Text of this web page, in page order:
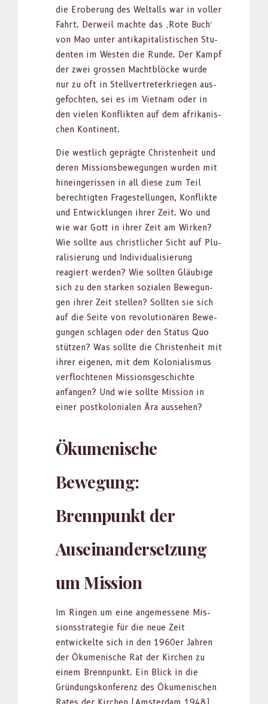
die Eroberung des Weltalls war in voller
Fahrt. Der­weil machte das ‚Rote Buch‘
von Mao unter antikap­i­tal­is­tis­chen Stu­
den­ten im West­en die Runde. Der Kampf
der zwei grossen Macht­blöcke wurde
nur zu oft in Stel­lvertreterkriegen aus­
ge­focht­en, sei es im Viet­nam oder in
den vie­len Kon­flik­ten auf dem afrikanis­
chen Kon­ti­nent.
Die west­lich geprägte Chris­ten­heit und
deren Mis­sions­be­we­gun­gen wur­den mit
hinein­geris­sen in all diese zum Teil
berechtigten Fragestel­lun­gen, Kon­flik­te
und Entwick­lun­gen ihrer Zeit. Wo und
wie war Gott in ihrer Zeit am Wirken?
Wie sollte aus christlich­er Sicht auf Plu­
ral­isierung und Indi­vid­u­al­isierung
reagiert wer­den? Wie soll­ten Gläu­bige
sich zu den starken sozialen Bewe­gun­
gen ihrer Zeit stellen? Soll­ten sie sich
auf die Seite von rev­o­lu­tionären Bewe­
gun­gen schla­gen oder den Sta­tus Quo
stützen? Was sollte die Chris­ten­heit mit
ihrer eige­nen, mit dem Kolo­nial­is­mus
ver­flocht­e­nen Mis­sion­s­geschichte
anfan­gen? Und wie sollte Mis­sion in
ein­er postkolo­nialen Ära ausse­hen?
Ökumenische
Bewegung:
Brennpunkt der
Auseinandersetzung
um Mission
Im Rin­gen um eine angemessene Mis­
sion­sstrate­gie für die neue Zeit
entwick­elte sich in den 1960er Jahren
der Öku­menis­che Rat der Kirchen zu
einem Bren­npunkt. Ein Blick in die
Grün­dungskon­ferenz des Öku­menis­chen